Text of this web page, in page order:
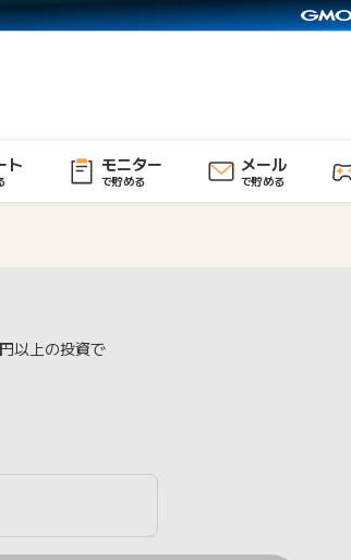
ト モニター
で貯める
メール
で貯める
以上の投資で